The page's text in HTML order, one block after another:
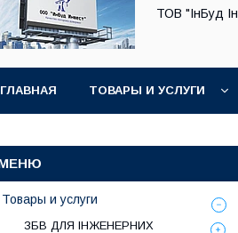
ТОВ "ІнБуд
ГЛАВНАЯ ТОВАРЫ И УСЛУГИ
Товары и услуги
ЗБВ ДЛЯ ІНЖЕНЕРНИХ